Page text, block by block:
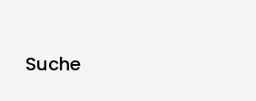
Suche